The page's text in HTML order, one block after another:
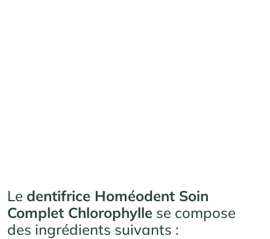
Le dentifrice Homéodent Soin
Complet Chlorophylle se compose
des ingrédients suivants :